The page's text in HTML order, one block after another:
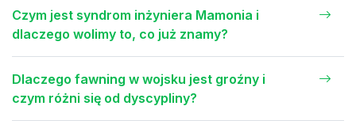
Czym jest syndrom inżyniera Mamonia i
dlaczego wolimy to, co już znamy?
Dlaczego fawning w wojsku jest groźny i
czym różni się od dyscypliny?